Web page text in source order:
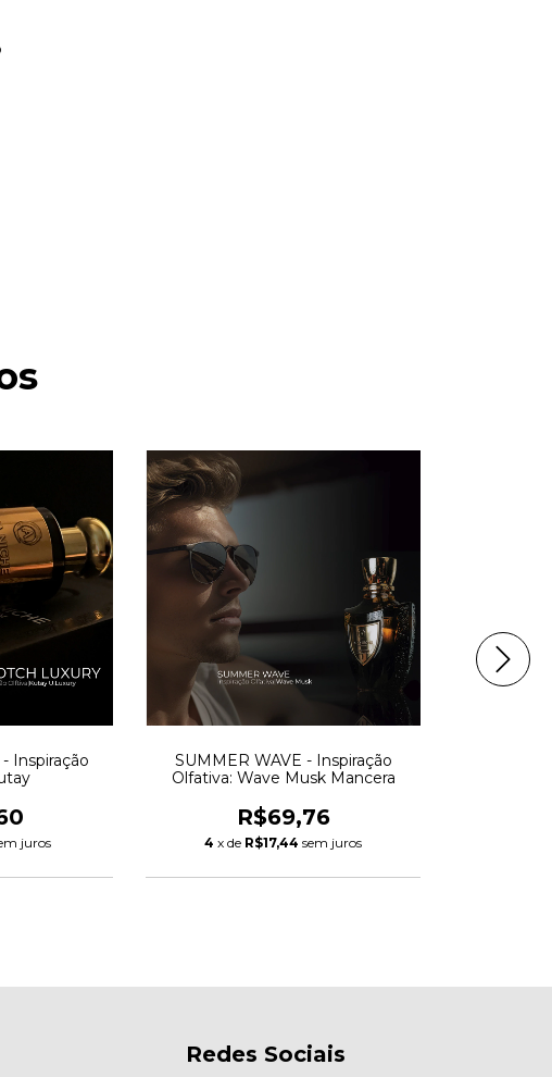
Inspiração
juros
SUMMER WAVE - Inspiração
Olfativa: Wave Musk Mancera
R$69,76
4 x de R$17,44 sem juros
Redes Sociais